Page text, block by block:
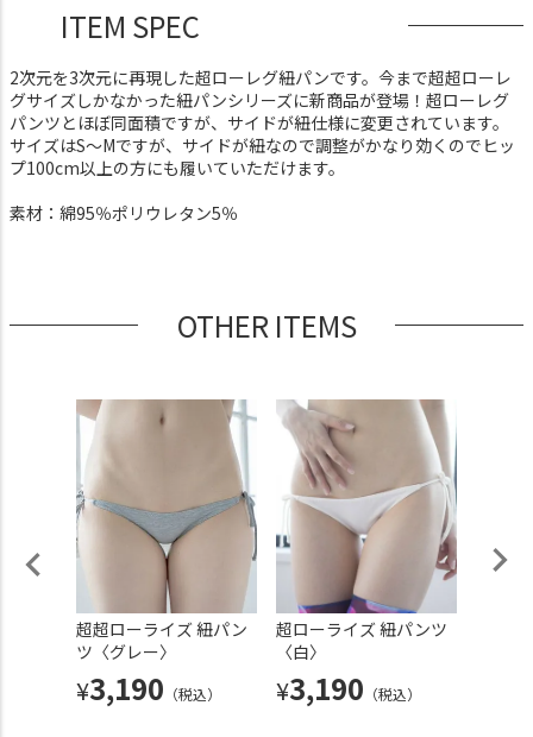
ITEM SPEC
2次元を3次元に再現した超ローレグ紐パンです。今まで超超ローレ
グサイズしかなかった紐パンシリーズに新商品が登場！超ローレグ
パンツとほぼ同面積ですが、サイドが紐仕様に変更されています。
サイズはS～Mですが、サイドが紐なので調整がかなり効くのでヒッ
プ100cm以上の方にも履いていただけます。
素材：綿95％ポリウレタン5％
OTHER ITEMS
超超ローライズ 紐パン
ツ〈グレー〉
¥3,190 （税込）
超ローライズ 紐パンツ
〈白〉
¥3,190 （税込）